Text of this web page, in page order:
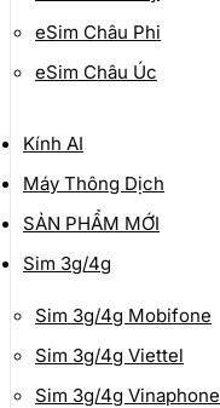
eSim Châu Phi
eSim Châu Úc
Kính AI
Máy Thông Dịch
SẢN PHẨM MỚI
Sim 3g/4g
Sim 3g/4g Mobifone
Sim 3g/4g Viettel
Sim 3g/4g Vinaphone